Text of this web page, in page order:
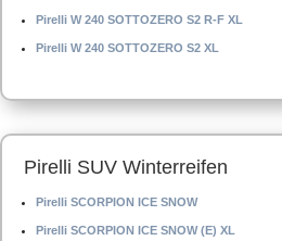
Pirelli W 240 SOTTOZERO S2 R-F XL
Pirelli W 240 SOTTOZERO S2 XL
Pirelli SUV Winterreifen
Pirelli SCORPION ICE SNOW
Pirelli SCORPION ICE SNOW (E) XL